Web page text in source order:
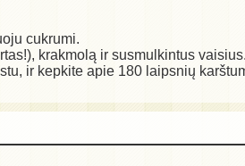
cukrumi.
krakmolą ir susmulkintus vaisius.
ir kepkite apie 180 laipsnių